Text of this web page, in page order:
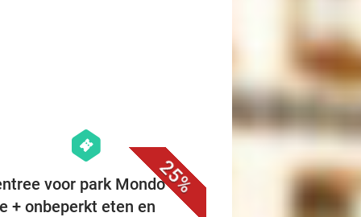
25%
hexagon
events
voor park Mondo
+ onbeperkt eten en